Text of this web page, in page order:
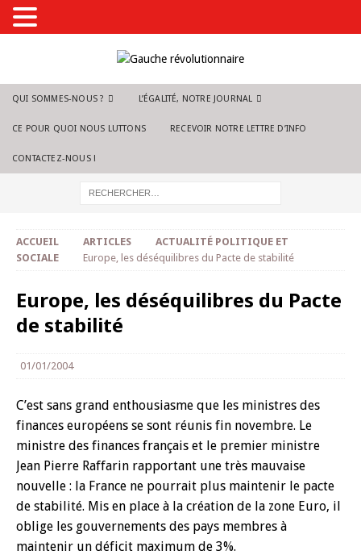
QUI SOMMES-NOUS ? L’ÉGALITÉ, NOTRE JOURNAL
CE POUR QUOI NOUS LUTTONS RECEVOIR NOTRE LETTRE D’INFO
CONTACTEZ-NOUS !
ACCUEIL ARTICLES
ACTUALITÉ POLITIQUE ET
SOCIALE
Europe, les déséquilibres du Pacte de stabilité
Europe, les déséquilibres du Pacte
de stabilité
01/01/2004
C’est sans grand enthousiasme que les ministres des
finances européens se sont réunis fin novembre. Le
ministre des finances français et le premier ministre
Jean Pierre Raffarin rapportant une très mauvaise
nouvelle : la France ne pourrait plus maintenir le pacte
de stabilité. Mis en place à la création de la zone Euro, il
oblige les gouvernements des pays membres à
maintenir un déficit maximum de 3%.